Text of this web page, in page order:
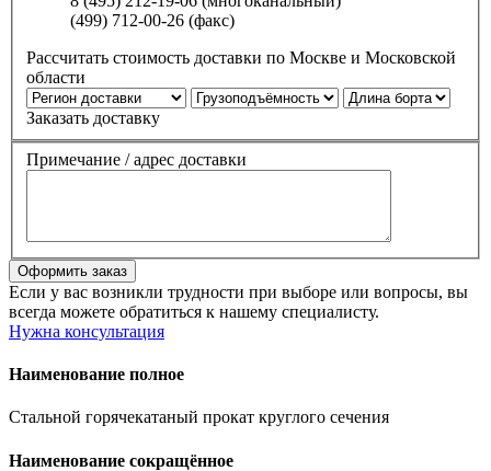
(499) 712-00-26 (факс)
Рассчитать стоимость доставки по Москве и Московской
области
Заказать доставку
Примечание / адрес доставки
Если у вас возникли трудности при выборе или вопросы, вы
всегда можете обратиться к нашему специалисту.
Нужна консультация
Наименование полное
Стальной горячекатаный прокат круглого сечения
Наименование сокращённое